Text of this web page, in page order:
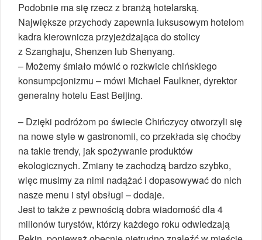
Podobnie ma się rzecz z branżą hotelarską.
Największe przychody zapewnia luksusowym hotelom
kadra kierownicza przyjeżdżająca do stolicy
z Szanghaju, Shenzen lub Shenyang.
– Możemy śmiało mówić o rozkwicie chińskiego
konsumpcjonizmu – mówi Michael Faulkner, dyrektor
generalny hotelu East Beijing.
– Dzięki podróżom po świecie Chińczycy otworzyli się
na nowe style w gastronomii, co przekłada się choćby
na takie trendy, jak spożywanie produktów
ekologicznych. Zmiany te zachodzą bardzo szybko,
więc musimy za nimi nadążać i dopasowywać do nich
nasze menu i styl obsługi – dodaje.
Jest to także z pewnością dobra wiadomość dla 4
milionów turystów, którzy każdego roku odwiedzają